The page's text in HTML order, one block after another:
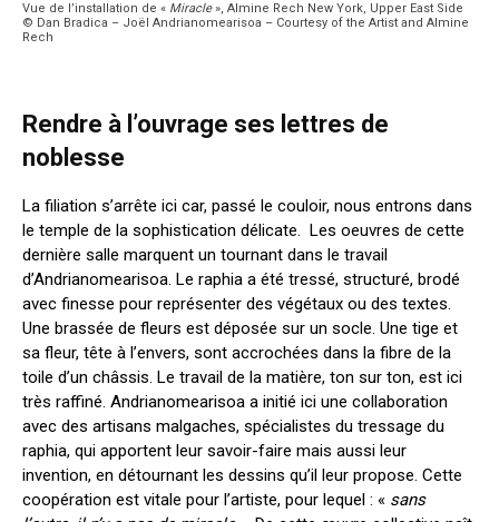
Vue de l’installation de « Miracle», Almine Rech New York, Upper East Side
© Dan Bradica – Joël Andrianomearisoa – Courtesy of the Artist and Almine
Rech
Rendre à l’ouvrage ses lettres de
noblesse
La filiation s’arrête ici car, passé le couloir, nous entrons dans
le temple de la sophistication délicate. Les oeuvres de cette
dernière salle marquent un tournant dans le travail
d’Andrianomearisoa. Le raphia a été tressé, structuré, brodé
avec finesse pour représenter des végétaux ou des textes.
Une brassée de fleurs est déposée sur un socle. Une tige et
sa fleur, tête à l’envers, sont accrochées dans la fibre de la
toile d’un châssis. Le travail de la matière, ton sur ton, est ici
très raffiné. Andrianomearisoa a initié ici une collaboration
avec des artisans malgaches, spécialistes du tressage du
raphia, qui apportent leur savoir-faire mais aussi leur
invention, en détournant les dessins qu’il leur propose. Cette
coopération est vitale pour l’artiste, pour lequel : « sans